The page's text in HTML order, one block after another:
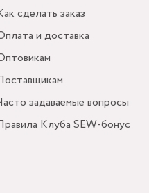
сделать заказ
и доставка
задаваемые вопросы
Клуба SEW-бонус